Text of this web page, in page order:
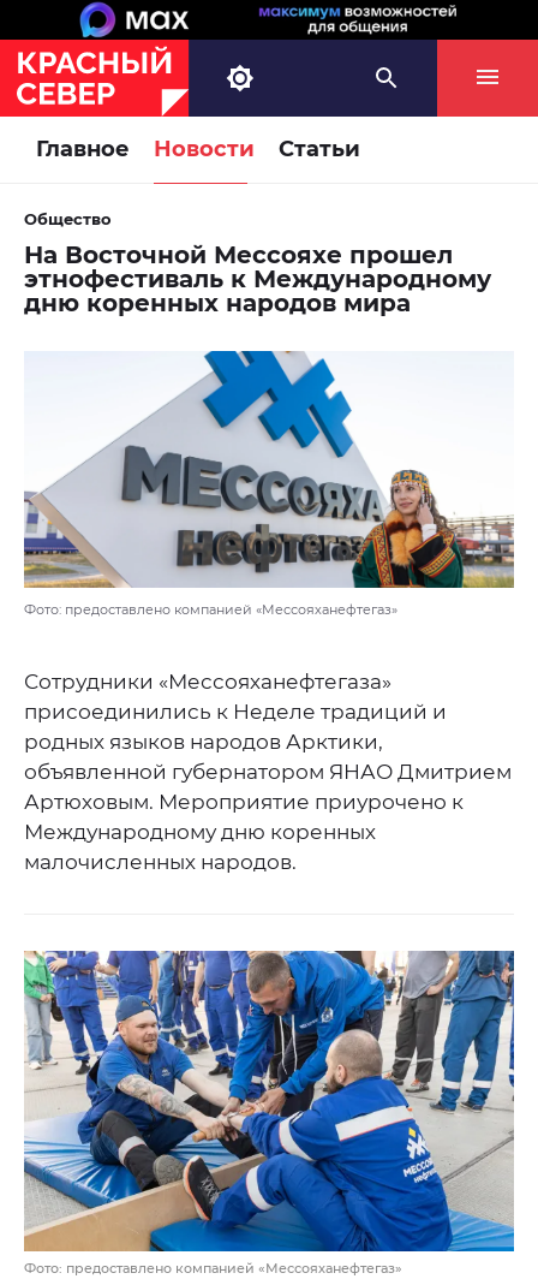
Главное Новости Статьи
Общество
На Восточной Мессояхе прошел
этнофестиваль к Международному
дню коренных народов мира
Фото: предоставлено компанией «Мессояханефтегаз»
Сотрудники «Мессояханефтегаза»
присоединились к Неделе традиций и
родных языков народов Арктики,
объявленной губернатором ЯНАО Дмитрием
Артюховым. Мероприятие приурочено к
Международному дню коренных
малочисленных народов.
Фото: предоставлено компанией «Мессояханефтегаз»